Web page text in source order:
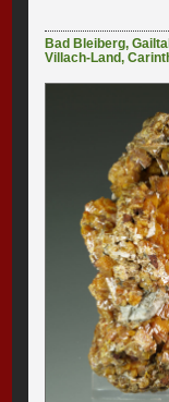
Bad Bleiberg,
Villach-Land,